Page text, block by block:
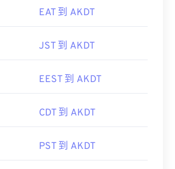
EAT 到 AKDT
JST 到 AKDT
EEST 到 AKDT
CDT 到 AKDT
PST 到 AKDT